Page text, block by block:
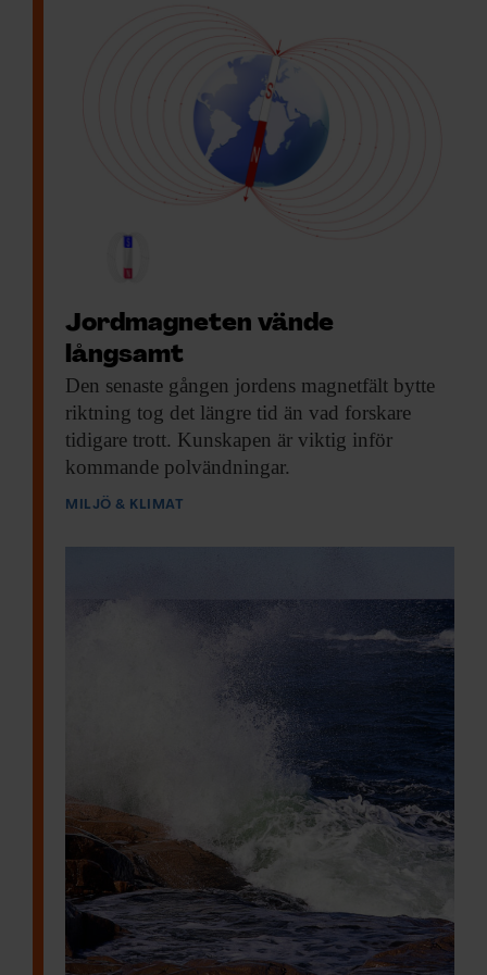
Jordmagneten vände
långsamt
Den senaste gången jordens magnetfält bytte
riktning tog det längre tid än vad forskare
tidigare trott. Kunskapen är viktig inför
kommande polvändningar.
MILJÖ & KLIMAT